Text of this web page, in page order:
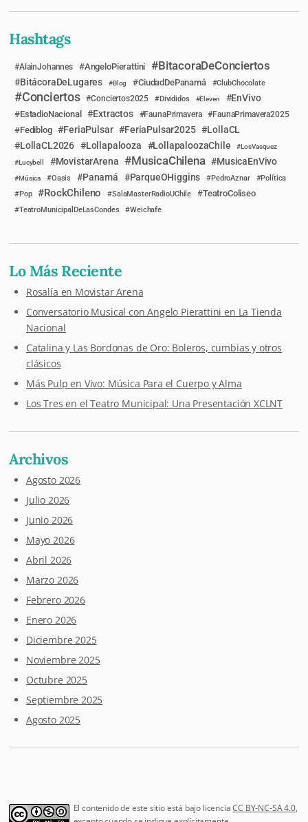
Hashtags
AlainJohannes AngeloPierattini BitacoraDeConciertos
BitácoraDeLugares Blog CiudadDePanamá ClubChocolate
Conciertos Conciertos2025 Divididos Eleven EnVivo
EstadioNacional Extractos FaunaPrimavera FaunaPrimavera2025
Fediblog FeriaPulsar FeriaPulsar2025
LollaCL
LollaCL2026
Lollapalooza LollapaloozaChile
LosVasquez
Lucybell
MovistarArena MusicaChilena MusicaEnVivo
Música Oasis Panamá ParqueOHiggins PedroAznar
Política
Pop
RockChileno SalaMasterRadioUChile TeatroColiseo
TeatroMunicipalDeLasCondes Weichafe
Lo Más Reciente
Rosalía en Movistar Arena
Conversatorio Musical con Angelo Pierattini en La Tienda
Nacional
Catalina y Las Bordonas de Oro: Boleros, cumbias y otros
clásicos
Más Pulp en Vivo: Música Para el Cuerpo y Alma
Los Tres en el Teatro Municipal: Una Presentación XCLNT
Archivos
Agosto 2026
Julio 2026
Junio 2026
Mayo 2026
Abril 2026
Marzo 2026
Febrero 2026
Enero 2026
Diciembre 2025
Noviembre 2025
Octubre 2025
Septiembre 2025
Agosto 2025
El contenido de este sitio está bajo licenciaCC BY-NC-SA 4.0,